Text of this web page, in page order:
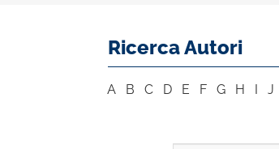
Ricerca Autori
A B C D E F G H I J